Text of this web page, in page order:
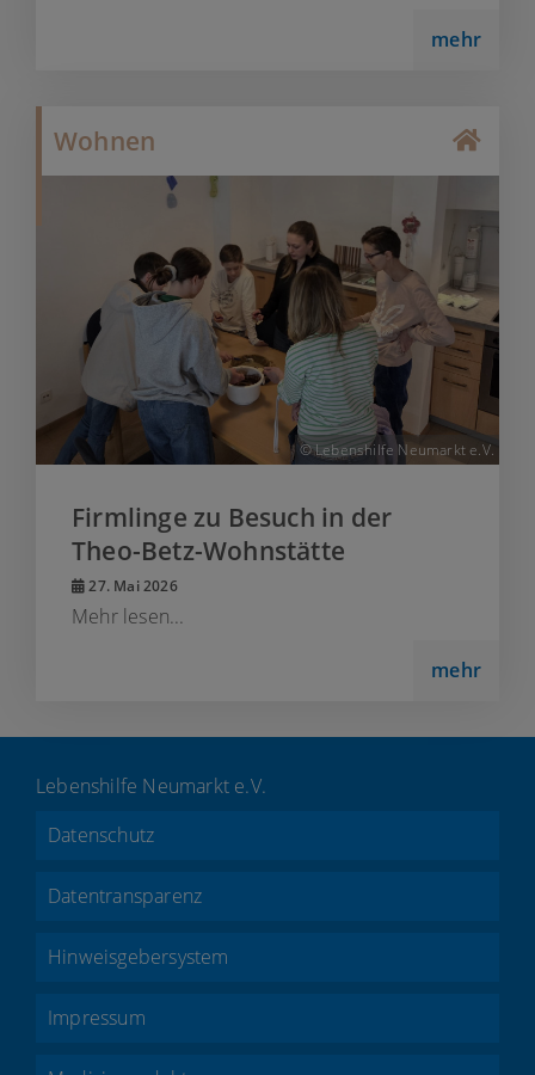
mehr
Wohnen
© Lebenshilfe Neumarkt e.V.
Firmlinge zu Besuch in der
Theo-Betz-Wohnstätte
27. Mai 2026
Mehr lesen...
mehr
Lebenshilfe Neumarkt e.V.
Datenschutz
Datentransparenz
Hinweisgebersystem
Impressum